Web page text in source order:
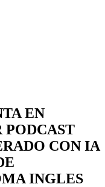
EN
CON IA
INGLES